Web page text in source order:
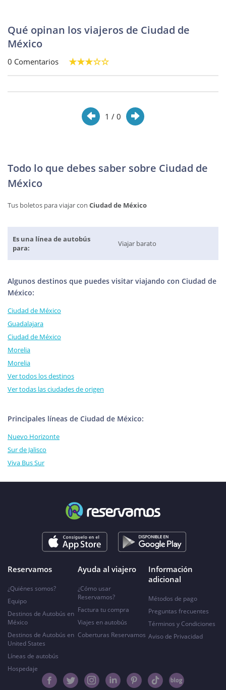
Qué opinan los viajeros de Ciudad de
México
0 Comentarios
1 / 0
Todo lo que debes saber sobre Ciudad de
México
Tus boletos para viajar con Ciudad de México
Es una línea de autobús
para:
Viajar barato
Algunos destinos que puedes visitar viajando con Ciudad de
México:
Ciudad de México
Guadalajara
Ciudad de México
Morelia
Morelia
Ver todos los destinos
Ver todas las ciudades de origen
Principales líneas de Ciudad de México:
Nuevo Horizonte
Sur de Jalisco
Viva Bus Sur
Reservamos
¿Quiénes somos?
Equipo
Destinos de Autobús en
México
Destinos de Autobús en
United States
Líneas de autobús
Hospedaje
Ayuda al viajero
¿Cómo usar
Reservamos?
Factura tu compra
Viajes en autobús
Coberturas Reservamos
Información
adicional
Métodos de pago
Preguntas frecuentes
Términos y Condiciones
Aviso de Privacidad